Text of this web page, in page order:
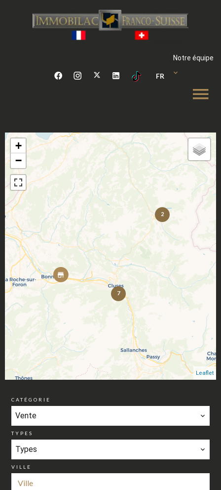
Notre équipe
FR
2
7
+
−
Leaflet
CATÉGORIE
Vente
TYPES
Types
VILLE
Ville